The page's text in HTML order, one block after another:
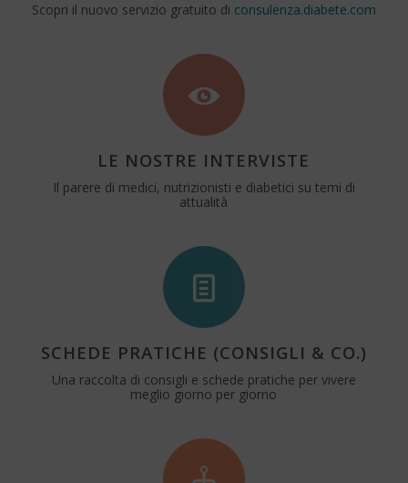
Scopri il nuovo servizio gratuito di consulenza.diabete.com
LE NOSTRE INTERVISTE
Il parere di medici, nutrizionisti e diabetici su temi di
attualità
SCHEDE PRATICHE (CONSIGLI & CO.)
Una raccolta di consigli e schede pratiche per vivere
meglio giorno per giorno